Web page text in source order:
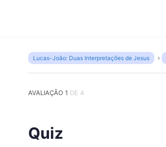
Lucas-João: Duas Interpretações de Jesus
AVALIAÇÃO 1 DE 4
Quiz